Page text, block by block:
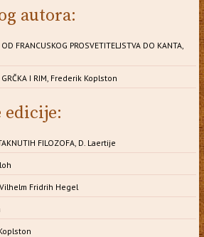
autora:
OD FRANCUSKOG PROSVETITELJSTVA DO KANTA,
GRČKA I RIM, Frederik Koplston
edicije:
FILOZOFA, D. Laertije
Fridrih Hegel